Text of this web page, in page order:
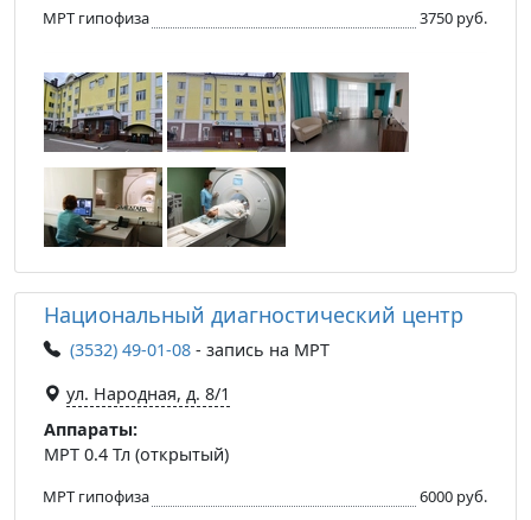
МРТ гипофиза 3750 руб.
Национальный диагностический центр
(3532) 49-01-08 - запись на МРТ
ул. Народная, д. 8/1
Аппараты:
МРТ 0.4 Тл (открытый)
МРТ гипофиза 6000 руб.